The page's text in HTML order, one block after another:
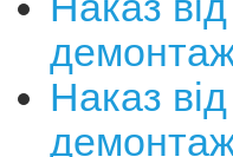
Наказ